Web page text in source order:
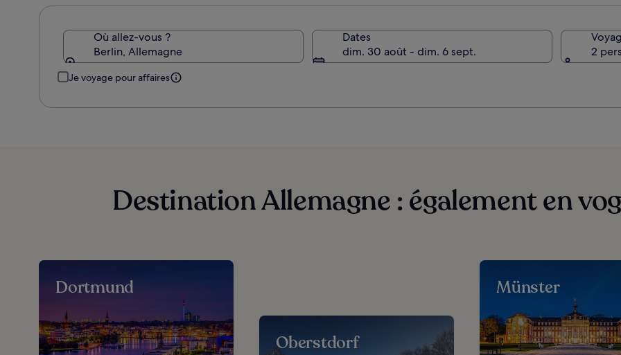
Où allez-vous ?
Berlin, Allemagne
Dates
dim. 30 août - dim. 6 sept.
2
Je voyage pour affaires
Destination Allemagne : également en
Dortmund
Oberstdorf
Münster